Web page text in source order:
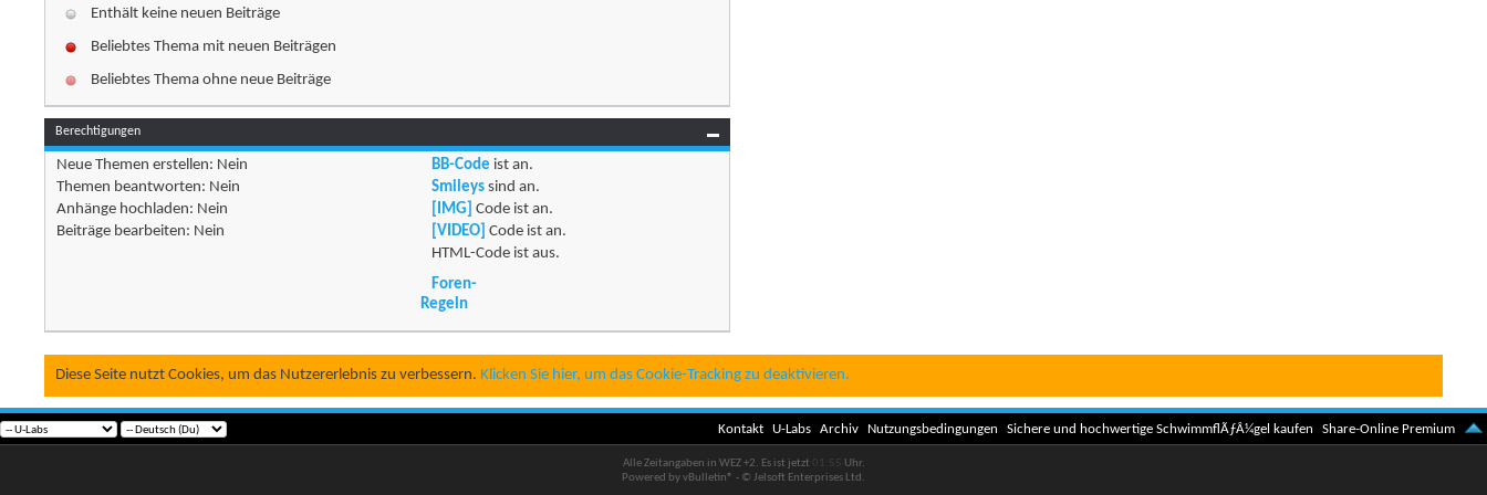
Enthält keine neuen Beiträge
Beliebtes Thema mit neuen Beiträgen
Beliebtes Thema ohne neue Beiträge
Berechtigungen
Neue Themen erstellen: Nein
Themen beantworten: Nein
Anhänge hochladen: Nein
Beiträge bearbeiten: Nein
BB-Code ist an.
Smileyssind an.
[IMG] Code ist an.
[VIDEO] Code ist an.
HTML-Code ist aus.
Foren-
Regeln
Diese Seite nutzt Cookies, um das Nutzererlebnis zu verbessern. Klicken Sie hier, um das Cookie-Tracking zu deaktivieren.
Kontakt U-Labs Archiv Nutzungsbedingungen Sichere und hochwertige SchwimmflÃƒÂ¼gel kaufen Share-Online Premium
Alle Zeitangaben in WEZ +2. Es ist jetzt 01:55
Uhr.
Powered by vBulletin® - © Jelsoft Enterprises Ltd.